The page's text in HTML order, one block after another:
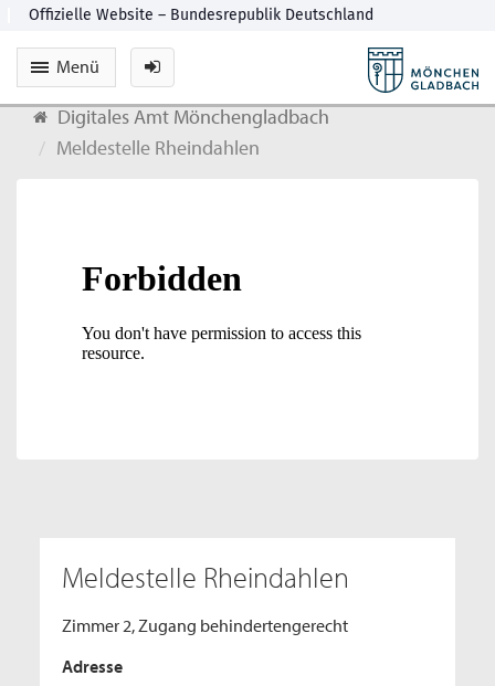
Menü
Digitales Amt Mönchengladbach
Meldestelle Rheindahlen
Meldestelle Rheindahlen
Zimmer 2, Zugang behindertengerecht
Adresse